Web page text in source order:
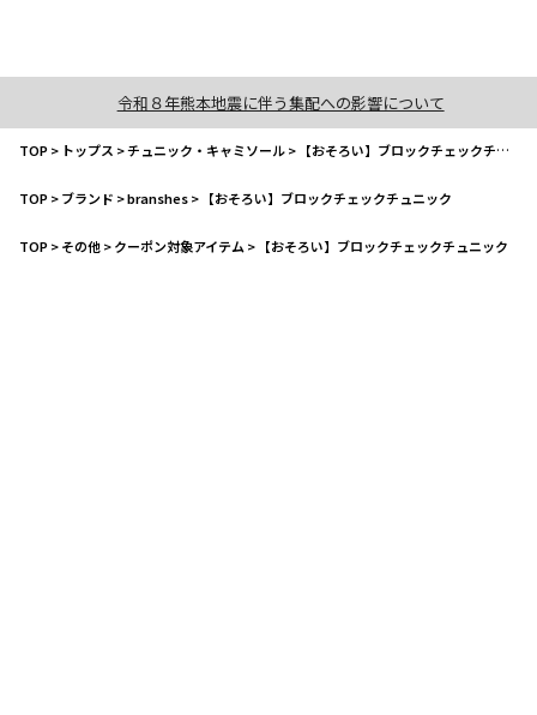
令和８年熊本地震に伴う集配への影響について
TOP> トップス >チュニック・キャミソール> 【おそろい】ブロックチェックチュニック
TOP>ブランド >branshes> 【おそろい】ブロックチェックチュニック
TOP>その他>クーポン対象アイテム > 【おそろい】ブロックチェックチュニック